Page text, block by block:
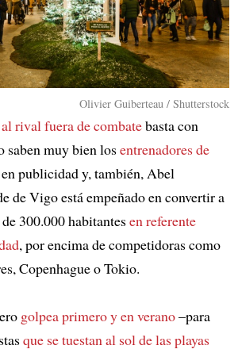
Olivier Guiberteau / Shutterstock
rival fuera de combatebasta con
saben muy bien losentrenadores de
publicidad y, también, Abel
de Vigo está empeñado en convertir a
300.000 habitantesen referente
, por encima de competidoras como
Copenhague o Tokio.
golpea primero y en verano–para
que se tuestan al sol de las playas